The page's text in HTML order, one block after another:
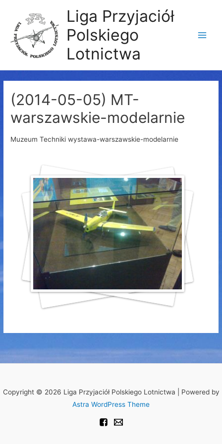
Liga Przyjaciół
Polskiego
Lotnictwa
(2014-05-05) MT-
warszawskie-modelarnie
Muzeum Techniki wystawa-warszawskie-modelarnie
Copyright © 2026 Liga Przyjaciół Polskiego Lotnictwa | Powered by
Astra WordPress Theme